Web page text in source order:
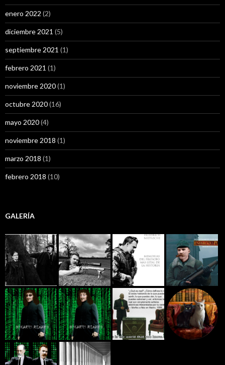
enero 2022 (2)
diciembre 2021 (5)
septiembre 2021 (1)
febrero 2021 (1)
noviembre 2020(1)
octubre 2020(16)
mayo 2020(4)
noviembre 2018 (1)
marzo 2018 (1)
febrero 2018 (10)
GALERÍA